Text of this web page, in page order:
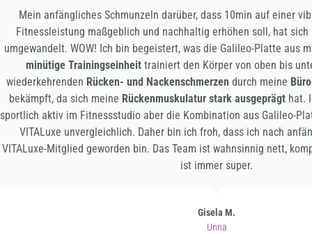
Das Vitaluxe hat mich vor allem durch eine extrem
Training beeindruckt! Wer etwas für seineGesundheittun möchte,
tolle Team wenden!
Anika R.
Dortmund